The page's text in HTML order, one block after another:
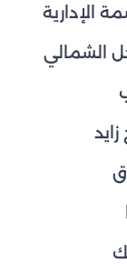
الإدارية
الشمالي